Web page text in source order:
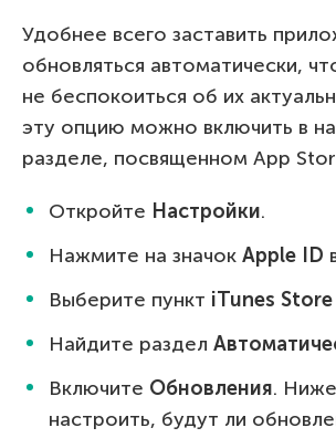
Удобнее всего заставить
обновляться автоматически,
не беспокоиться об их
эту опцию можно включить в
разделе, посвященном App
Откройте Настройки.
Нажмите на значок Apple ID
Выберите пункт iTunes
Найдите раздел
Включите Обновления.
настроить, будут ли